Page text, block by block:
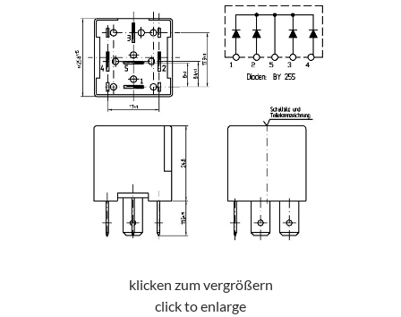
klicken zum vergrößern
click to enlarge